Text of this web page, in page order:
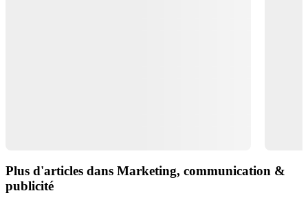
Plus d'articles dans Marketing, communication &
publicité